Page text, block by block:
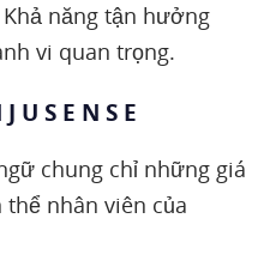
Khả năng tận hưởng
vi quan trọng.
U S E N S E
chung chỉ những giá
nhân viên của